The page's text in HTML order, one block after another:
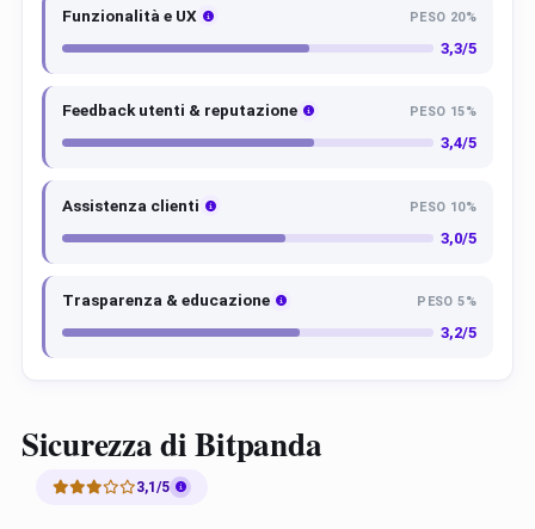
Funzionalità e UX PESO 20%
3,3/5
Feedback utenti & reputazione PESO 15%
3,4/5
Assistenza clienti PESO 10%
3,0/5
Trasparenza & educazione PESO 5%
3,2/5
Sicurezza di Bitpanda
3,1/5